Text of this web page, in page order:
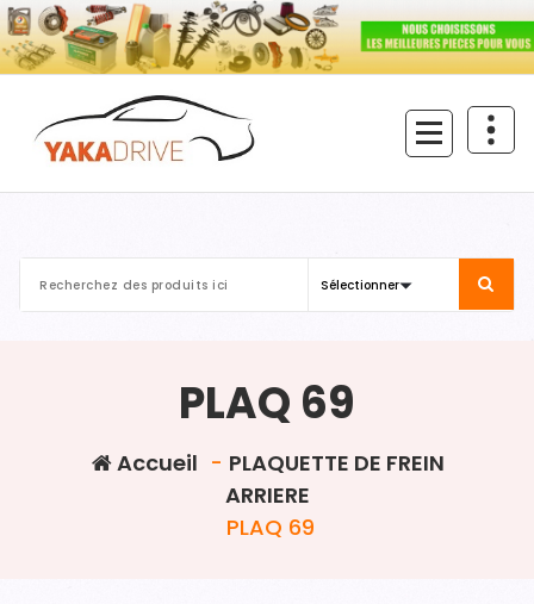
Aller
au
contenu
PLAQ 69
Accueil - PLAQUETTE DE FREIN
ARRIERE
PLAQ 69